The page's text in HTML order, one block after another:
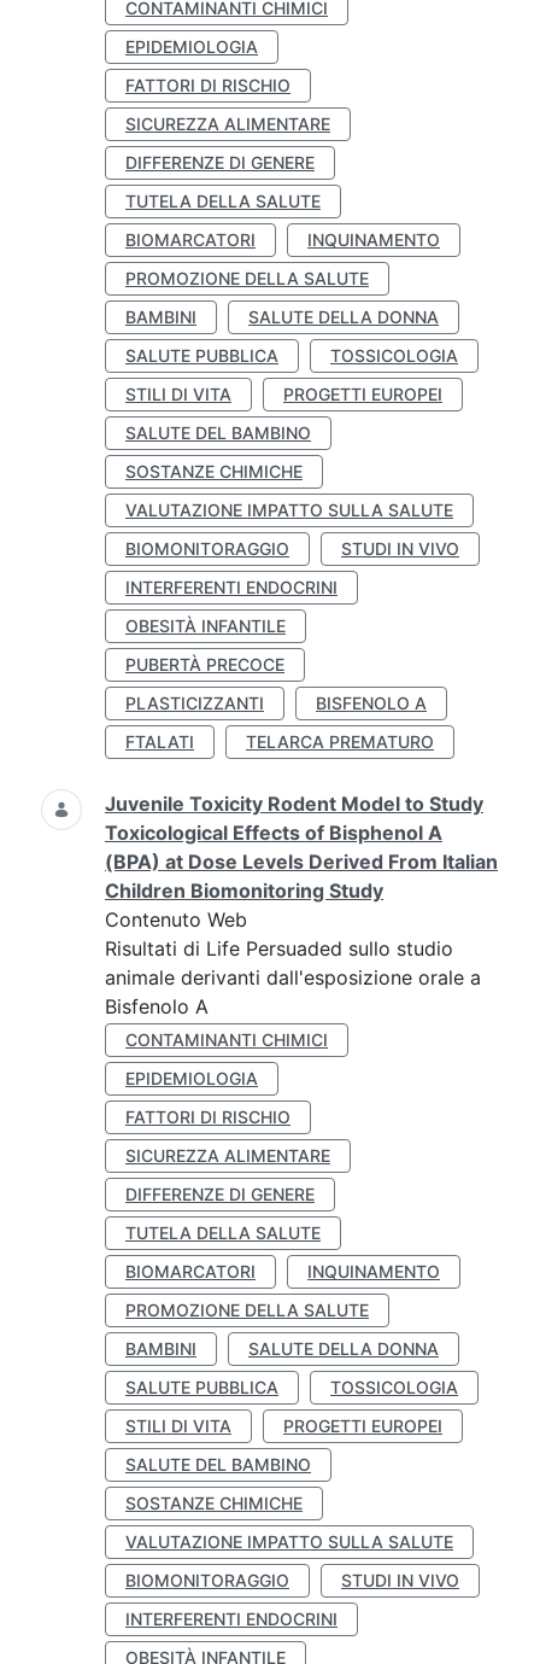
CONTAMINANTI CHIMICI
EPIDEMIOLOGIA
FATTORI DI RISCHIO
SICUREZZA ALIMENTARE
DIFFERENZE DI GENERE
TUTELA DELLA SALUTE
BIOMARCATORI
INQUINAMENTO
PROMOZIONE DELLA SALUTE
BAMBINI
SALUTE DELLA DONNA
SALUTE PUBBLICA
TOSSICOLOGIA
STILI DI VITA
PROGETTI EUROPEI
SALUTE DEL BAMBINO
SOSTANZE CHIMICHE
VALUTAZIONE IMPATTO SULLA SALUTE
BIOMONITORAGGIO
STUDI IN VIVO
INTERFERENTI ENDOCRINI
OBESITÀ INFANTILE
PUBERTÀ PRECOCE
PLASTICIZZANTI
BISFENOLO A
FTALATI
TELARCA PREMATURO
Juvenile Toxicity Rodent Model to Study
Toxicological Effects of Bisphenol A
(BPA) at Dose Levels Derived From Italian
Children Biomonitoring Study
Contenuto Web
Risultati di Life Persuaded sullo studio
animale derivanti dall'esposizione orale a
Bisfenolo A
CONTAMINANTI CHIMICI
EPIDEMIOLOGIA
FATTORI DI RISCHIO
SICUREZZA ALIMENTARE
DIFFERENZE DI GENERE
TUTELA DELLA SALUTE
BIOMARCATORI
INQUINAMENTO
PROMOZIONE DELLA SALUTE
BAMBINI
SALUTE DELLA DONNA
SALUTE PUBBLICA
TOSSICOLOGIA
STILI DI VITA
PROGETTI EUROPEI
SALUTE DEL BAMBINO
SOSTANZE CHIMICHE
VALUTAZIONE IMPATTO SULLA SALUTE
BIOMONITORAGGIO
STUDI IN VIVO
INTERFERENTI ENDOCRINI
OBESITÀ INFANTILE